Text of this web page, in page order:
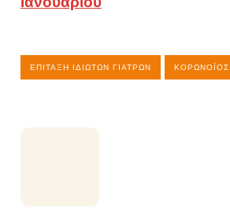
ΕΠΊΤΑΞΗ ΙΔΙΩΤΏΝ ΓΙΑΤΡΏΝ ΚΟΡΩΝΟΪΌΣ